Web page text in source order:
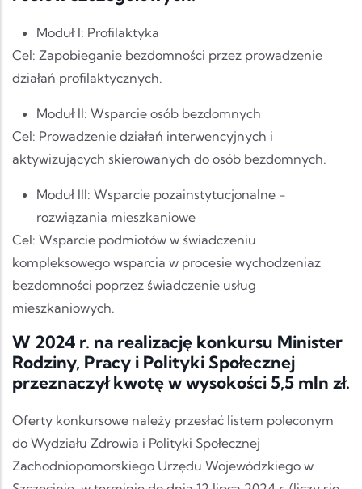
Moduł I: Profilaktyka
Cel: Zapobieganie bezdomności przez prowadzenie
działań profilaktycznych.
Moduł II: Wsparcie osób bezdomnych
Cel: Prowadzenie działań interwencyjnych i
aktywizujących skierowanych do osób bezdomnych.
Moduł III: Wsparcie pozainstytucjonalne -
rozwiązania mieszkaniowe
Cel: Wsparcie podmiotów w świadczeniu
kompleksowego wsparcia w procesie wychodzeniaz
bezdomności poprzez świadczenie usług
mieszkaniowych.
W 2024 r. na realizację konkursu Minister
Rodziny, Pracy i Polityki Społecznej
przeznaczył kwotę w wysokości 5,5 mln zł.
Oferty konkursowe należy przesłać listem poleconym
do Wydziału Zdrowia i Polityki Społecznej
Zachodniopomorskiego Urzędu Wojewódzkiego w